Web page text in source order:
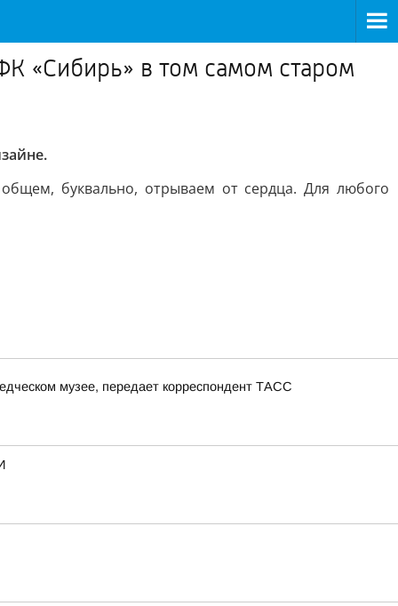
«Сибирь» в том самом старом
буквально, отрываем от сердца. Для любого
музее, передает корреспондент ТАСС